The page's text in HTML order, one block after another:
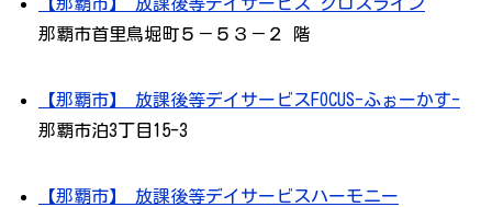
【那覇市】 放課後等デイサービス クロスライン
那覇市首里鳥堀町５－５３－２ 階
【那覇市】 放課後等デイサービスFOCUS-ふぉーかす-
那覇市泊3丁目15-3
【那覇市】 放課後等デイサービスハーモニー